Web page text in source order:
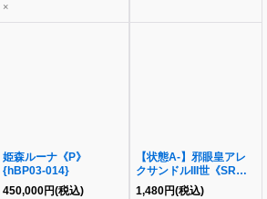
×
姫森ルーナ《P》
{hBP03-014}
450,000円(税込)
【状態A-】邪眼皇アレ
クサンドルIII世《SR》
{S3/S5/Y7}
1,480円(税込)